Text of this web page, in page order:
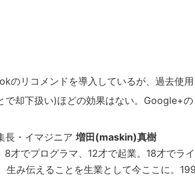
のリコメンドを導入しているが、過去使
で却下扱い)ほどの効果はない。Google+
長・イマジニア 増田(maskin)真樹
才でプログラマ、12才で起業。18才でラ
生み伝えることを生業として今ここに。
イ
ト
検
索
す